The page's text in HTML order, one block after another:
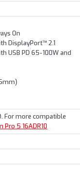
On
DisplayPort™ 2.1
USB PD 65-100W and
For more compatible
5 16ADR10